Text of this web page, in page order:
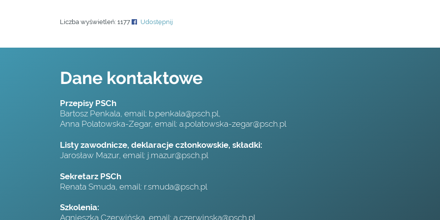
Liczba wyświetleń: 1177 Udostępnij
Dane kontaktowe
Przepisy PSCh
Bartosz Penkala, email: b.penkala@psch.pl,
Anna Polatowska-Zegar, email: a.polatowska-zegar@psch.pl
Listy zawodnicze, deklaracje członkowskie, składki:
Jarosław Mazur, email: j.mazur@psch.pl
Sekretarz PSCh
Renata Smuda, email: r.smuda@psch.pl
Szkolenia:
Agnieszka Czerwińska, email: a.czerwinska@psch.pl